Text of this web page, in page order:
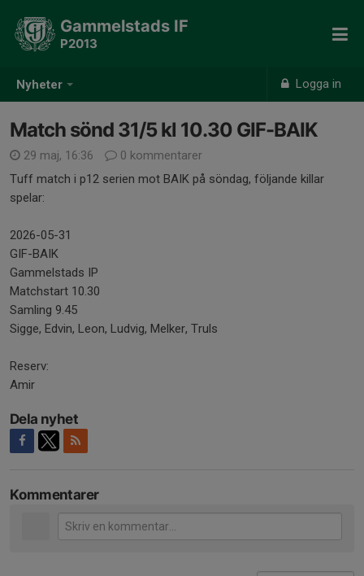
Nyheter Logga in
Gammelstads IF
P2013
Match sönd 31/5 kl 10.30 GIF-BAIK
29 maj, 16:36
0 kommentarer
Tuff match i p12 serien mot BAIK på söndag, följande killar
spelar:
2026-05-31
GIF-BAIK
Gammelstads IP
Matchstart 10.30
Samling 9.45
Sigge, Edvin, Leon, Ludvig, Melker, Truls
Reserv:
Amir
Dela nyhet
Kommentarer